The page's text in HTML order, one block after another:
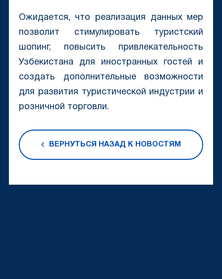
Ожидается, что реализация данных мер
позволит стимулировать туристский
шопинг, повысить привлекательность
Узбекистана для иностранных гостей и
создать дополнительные возможности
для развития туристической индустрии и
розничной торговли.
ВЕРНУТЬСЯ НАЗАД К НОВОСТЯМ